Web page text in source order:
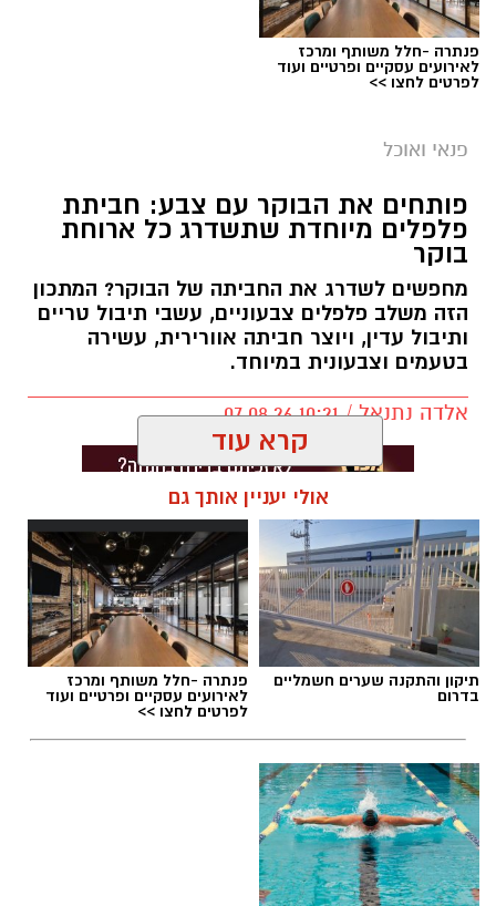
פנתרה -חלל משותף ומרכז
לאירועים עסקיים ופרטיים ועוד
לפרטים לחצו >>
פנאי ואוכל
פותחים את הבוקר עם צבע: חביתת
פלפלים מיוחדת שתשדרג כל ארוחת
בוקר
מחפשים לשדרג את החביתה של הבוקר? המתכון
הזה משלב פלפלים צבעוניים, עשבי תיבול טריים
ותיבול עדין, ויוצר חביתה אוורירית, עשירה
בטעמים וצבעונית במיוחד.
אלדה נתנאל / 10:21 07.08.26
תגים:חביתת ירק
קרא עוד
אולי יעניין אותך גם
תיקון והתקנה שערים חשמליים
בדרום
פנתרה -חלל משותף ומרכז
לאירועים עסקיים ופרטיים ועוד
לפרטים לחצו >>